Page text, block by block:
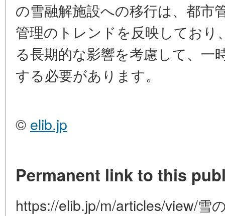
の雪融解施設への移行は、都市
管理のトレンドを反映しており
る長期的な影響を考慮して、一
する必要があります。
© elib.jp
Permanent link to this
https://elib.jp/m/articles/view/雪